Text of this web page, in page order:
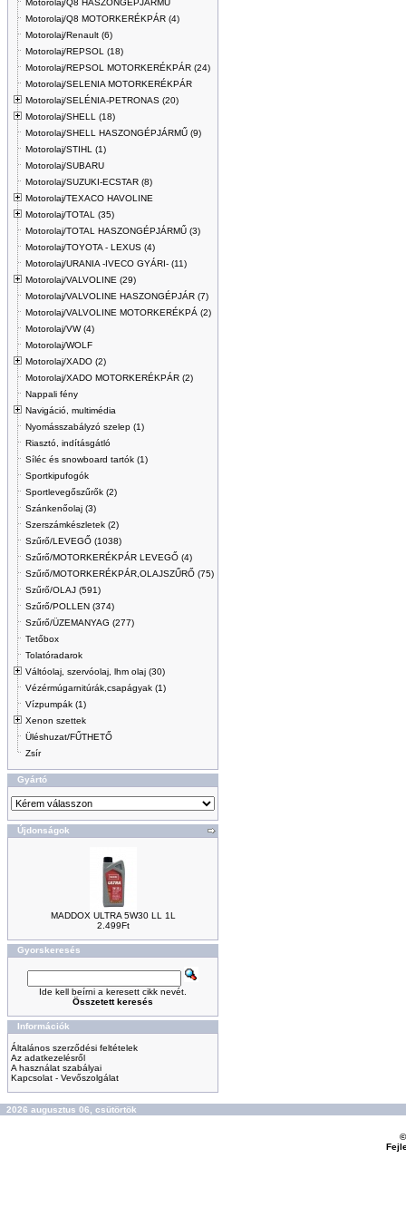
Motorolaj/Q8 HASZONGÉPJÁRMŰ
Motorolaj/Q8 MOTORKERÉKPÁR (4)
Motorolaj/Renault (6)
Motorolaj/REPSOL (18)
Motorolaj/REPSOL MOTORKERÉKPÁR (24)
Motorolaj/SELENIA MOTORKERÉKPÁR
Motorolaj/SELÉNIA-PETRONAS (20)
Motorolaj/SHELL (18)
Motorolaj/SHELL HASZONGÉPJÁRMŰ (9)
Motorolaj/STIHL (1)
Motorolaj/SUBARU
Motorolaj/SUZUKI-ECSTAR (8)
Motorolaj/TEXACO HAVOLINE
Motorolaj/TOTAL (35)
Motorolaj/TOTAL HASZONGÉPJÁRMŰ (3)
Motorolaj/TOYOTA - LEXUS (4)
Motorolaj/URANIA -IVECO GYÁRI- (11)
Motorolaj/VALVOLINE (29)
Motorolaj/VALVOLINE HASZONGÉPJÁR (7)
Motorolaj/VALVOLINE MOTORKERÉKPÁ (2)
Motorolaj/VW (4)
Motorolaj/WOLF
Motorolaj/XADO (2)
Motorolaj/XADO MOTORKERÉKPÁR (2)
Nappali fény
Navigáció, multimédia
Nyomásszabályzó szelep (1)
Riasztó, indításgátló
Síléc és snowboard tartók (1)
Sportkipufogók
Sportlevegőszűrők (2)
Szánkenőolaj (3)
Szerszámkészletek (2)
Szűrő/LEVEGŐ (1038)
Szűrő/MOTORKERÉKPÁR LEVEGŐ (4)
Szűrő/MOTORKERÉKPÁR,OLAJSZŰRŐ (75)
Szűrő/OLAJ (591)
Szűrő/POLLEN (374)
Szűrő/ÜZEMANYAG (277)
Tetőbox
Tolatóradarok
Váltóolaj, szervóolaj, lhm olaj (30)
Vézérmúgarnitúrák,csapágyak (1)
Vízpumpák (1)
Xenon szettek
Üléshuzat/FŰTHETŐ
Zsír
Gyártó
Újdonságok
MADDOX ULTRA 5W30 LL 1L
2.499Ft
Gyorskeresés
Ide kell beírni a keresett cikk nevét.
Összetett keresés
Információk
Általános szerződési feltételek
Az adatkezelésről
A használat szabályai
Kapcsolat - Vevőszolgálat
2026 augusztus 06, csütörtök